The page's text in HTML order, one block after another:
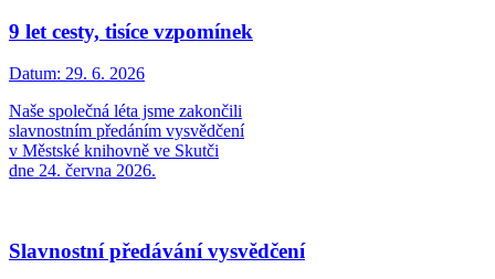
9 let cesty, tisíce vzpomínek
Datum: 29. 6. 2026
Naše společná léta jsme zakončili
slavnostním předáním vysvědčení
v Městské knihovně ve Skutči
dne 24. června 2026.
Slavnostní předávání vysvědčení